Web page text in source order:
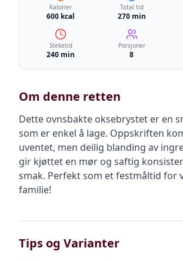
Kalorier
600 kcal
Total tid
270 min
Steketid
240 min
Porsjoner
8
Om denne retten
Dette ovnsbakte oksebrystet er en
som er enkel å lage. Oppskriften
uventet, men deilig blanding av
gir kjøttet en mør og saftig
smak. Perfekt som et festmåltid for
familie!
Tips og Varianter